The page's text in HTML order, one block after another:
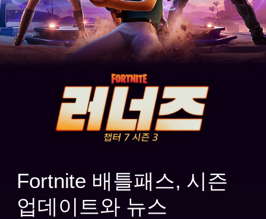
Fortnite 배틀패스, 시즌
업데이트와 뉴스